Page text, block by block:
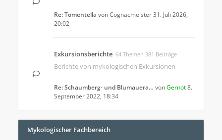
Re: Tomentella vonCognacmeister31. Juli 2026,
20:02
Exkursionsberichte 64 Themen 381 Beiträge
Berichte von mykologischen Exkursionen
Re: Schaumberg- und Blumauera… vonGernot8.
September 2022, 18:34
Mykologischer Fachbereich